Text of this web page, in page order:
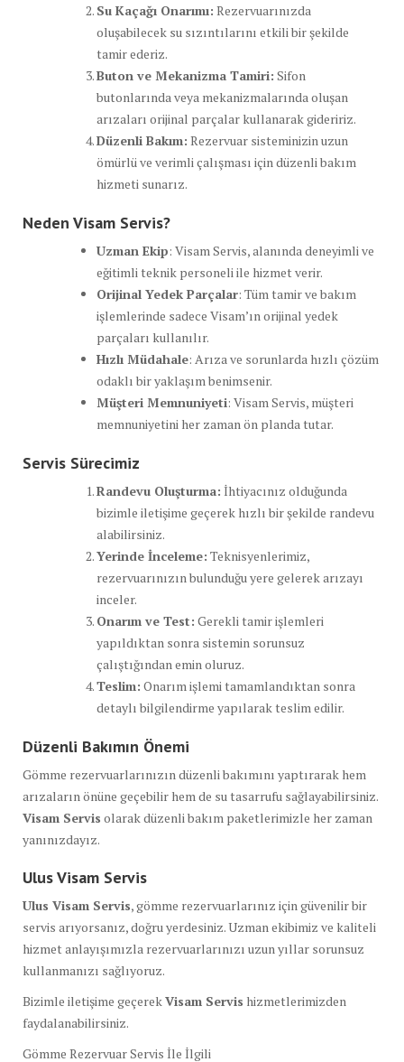
Su Kaçağı Onarımı: Rezervuarınızda
oluşabilecek su sızıntılarını etkili bir şekilde
tamir ederiz.
Buton ve Mekanizma Tamiri: Sifon
butonlarında veya mekanizmalarında oluşan
arızaları orijinal parçalar kullanarak gideririz.
Düzenli Bakım: Rezervuar sisteminizin uzun
ömürlü ve verimli çalışması için düzenli bakım
hizmeti sunarız.
Neden Visam Servis?
Uzman Ekip: Visam Servis, alanında deneyimli ve
eğitimli teknik personeli ile hizmet verir.
Orijinal Yedek Parçalar: Tüm tamir ve bakım
işlemlerinde sadece Visam’ın orijinal yedek
parçaları kullanılır.
Hızlı Müdahale: Arıza ve sorunlarda hızlı çözüm
odaklı bir yaklaşım benimsenir.
Müşteri Memnuniyeti: Visam Servis, müşteri
memnuniyetini her zaman ön planda tutar.
Servis Sürecimiz
Randevu Oluşturma: İhtiyacınız olduğunda
bizimle iletişime geçerek hızlı bir şekilde randevu
alabilirsiniz.
Yerinde İnceleme: Teknisyenlerimiz,
rezervuarınızın bulunduğu yere gelerek arızayı
inceler.
Onarım ve Test: Gerekli tamir işlemleri
yapıldıktan sonra sistemin sorunsuz
çalıştığından emin oluruz.
Teslim: Onarım işlemi tamamlandıktan sonra
detaylı bilgilendirme yapılarak teslim edilir.
Düzenli Bakımın Önemi
Gömme rezervuarlarınızın düzenli bakımını yaptırarak hem
arızaların önüne geçebilir hem de su tasarrufu sağlayabilirsiniz.
Visam Servis olarak düzenli bakım paketlerimizle her zaman
yanınızdayız.
Ulus Visam Servis
Ulus Visam Servis, gömme rezervuarlarınız için güvenilir bir
servis arıyorsanız, doğru yerdesiniz. Uzman ekibimiz ve kaliteli
hizmet anlayışımızla rezervuarlarınızı uzun yıllar sorunsuz
kullanmanızı sağlıyoruz.
Bizimle iletişime geçerekVisam Servis hizmetlerimizden
faydalanabilirsiniz.
Gömme Rezervuar Servis İle İlgili